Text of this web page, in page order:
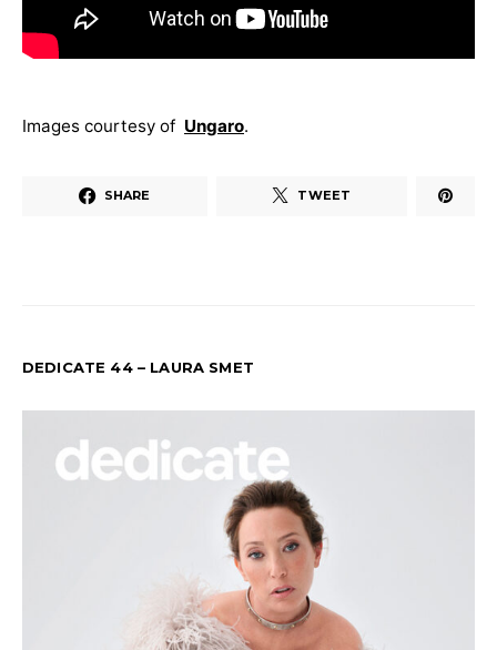
Images courtesy of Ungaro.
SHARE TWEET
DEDICATE 44 – LAURA SMET